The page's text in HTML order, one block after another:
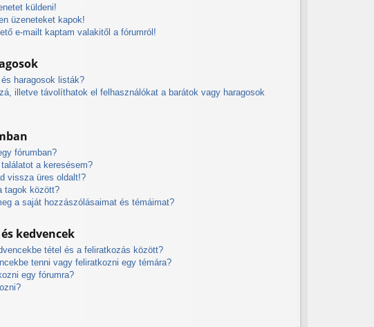
küldeni!
üzeneteket kapok!
e-mailt kaptam valakitől a fórumról!
haragosok listák?
illetve távolíthatok el felhasználókat a barátok vagy haragosok
fórumban?
a keresésem?
vissza üres oldalt!?
tagok között?
a saját hozzászólásaimat és témáimat?
kedvencek
tétel és a feliratkozás között?
tenni vagy feliratkozni egy témára?
egy fórumra?